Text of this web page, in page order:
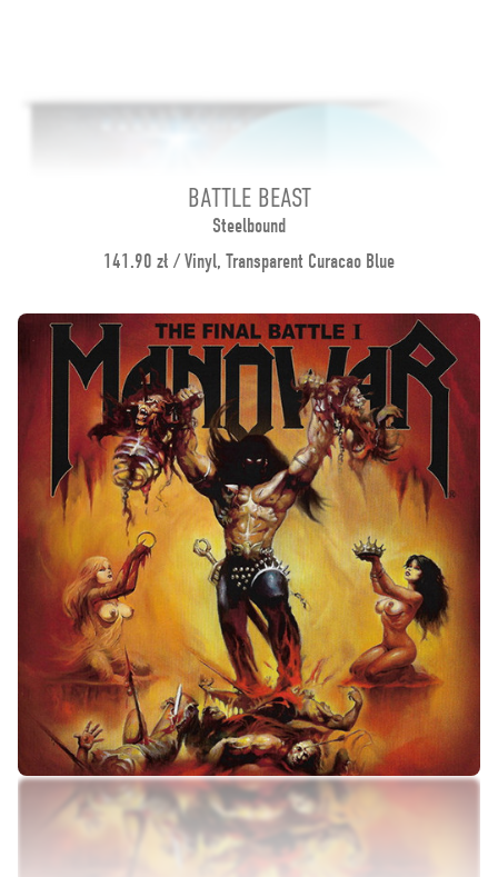
BATTLE BEAST
Steelbound
141.90 zł / Vinyl, Transparent Curacao Blue